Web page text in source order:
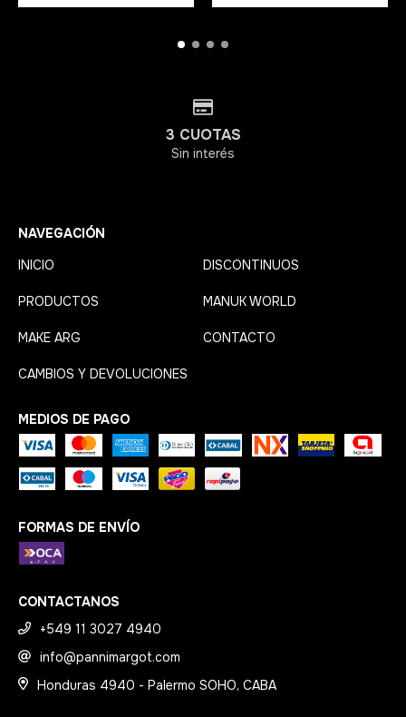
3 CUOTAS
Sin interés
NAVEGACIÓN
INICIO
DISCONTINUOS
PRODUCTOS MANUK WORLD
MAKE ARG CONTACTO
CAMBIOS Y DEVOLUCIONES
MEDIOS DE PAGO
FORMAS DE ENVÍO
CONTACTANOS
+549 11 3027 4940
info@pannimargot.com
Honduras 4940 - Palermo SOHO, CABA